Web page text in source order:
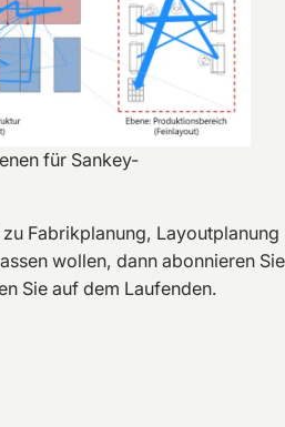
für Sankey-
Fabrikplanung, Layoutplanung
wollen, dann abonnieren Sie
Sie auf dem Laufenden.